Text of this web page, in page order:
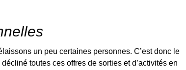
un peu certaines personnes. C’est donc le
toutes ces offres de sorties et d’activités en